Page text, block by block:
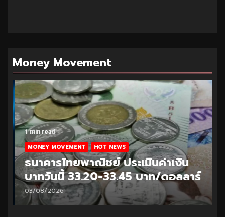
Money Movement
1 min read
MONEY MOVEMENT HOT NEWS
ธนาคารไทยพาณิชย์ ประเมินค่าเงิน
บาทวันนี้ 33.20-33.45 บาท/ดอลลาร์
03/08/2026